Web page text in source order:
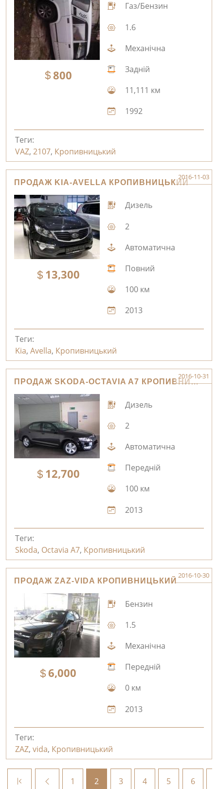
800
Газ/Бензин
1.6
Механічна
Задній
11,111 км
1992
Теги:
VAZ, 2107, Кропивницький
ПРОДАЖ KIA-AVELLA КРОПИВНИЦЬКИЙ
2016-11-03
13,300
Дизель
2
Автоматична
Повний
100 км
2013
Теги:
Kia, Avella, Кропивницький
ПРОДАЖ SKODA-OCTAVIA A7 КРОПИВНИЦЬКИЙ
2016-10-31
12,700
Дизель
2
Автоматична
Передній
100 км
2013
Теги:
Skoda, Octavia A7, Кропивницький
ПРОДАЖ ZAZ-VIDA КРОПИВНИЦЬКИЙ
2016-10-30
6,000
Бензин
1.5
Механічна
Передній
0 км
2013
Теги:
ZAZ, vida, Кропивницький
1 2 3 4 5 6